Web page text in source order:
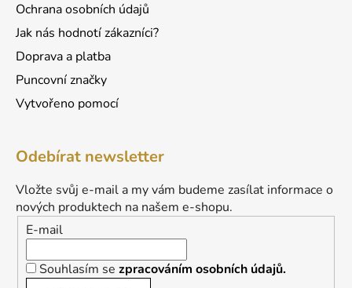
Ochrana osobních údajů
Jak nás hodnotí zákazníci?
Doprava a platba
Puncovní značky
Vytvořeno pomocí
Odebírat newsletter
Vložte svůj e-mail a my vám budeme zasílat informace o
nových produktech na našem e-shopu.
E-mail
Souhlasím se zpracováním osobních údajů.